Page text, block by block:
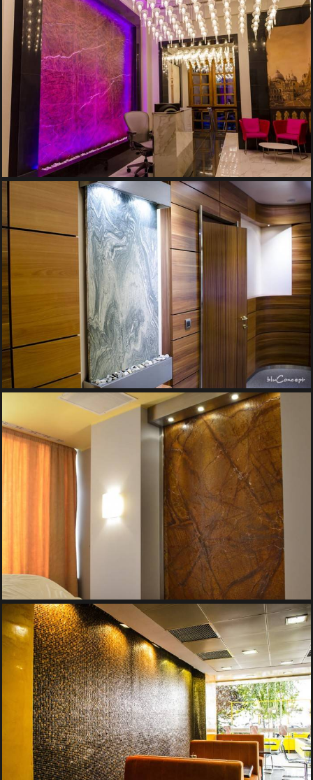
PERETE DE APA – RECEPTIE BIROURI
Pereti de Apa
FANTANA DE PERETE – COMPANIE PRIVATA
Pereti de Apa
PERETE DE APA – HOTEL INTER
Pereti de Apa
PERETE DE APA – RESTAURANT CHICKEN GRILL
Pereti de Apa